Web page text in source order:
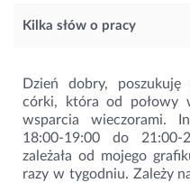
Kilka słów o pracy
Dzień dobry,
córki, która od połowy
wsparcia wieczorami.
18:00-19:00 do 21:00-
zależała od mojego
razy w tygodniu. Zależy